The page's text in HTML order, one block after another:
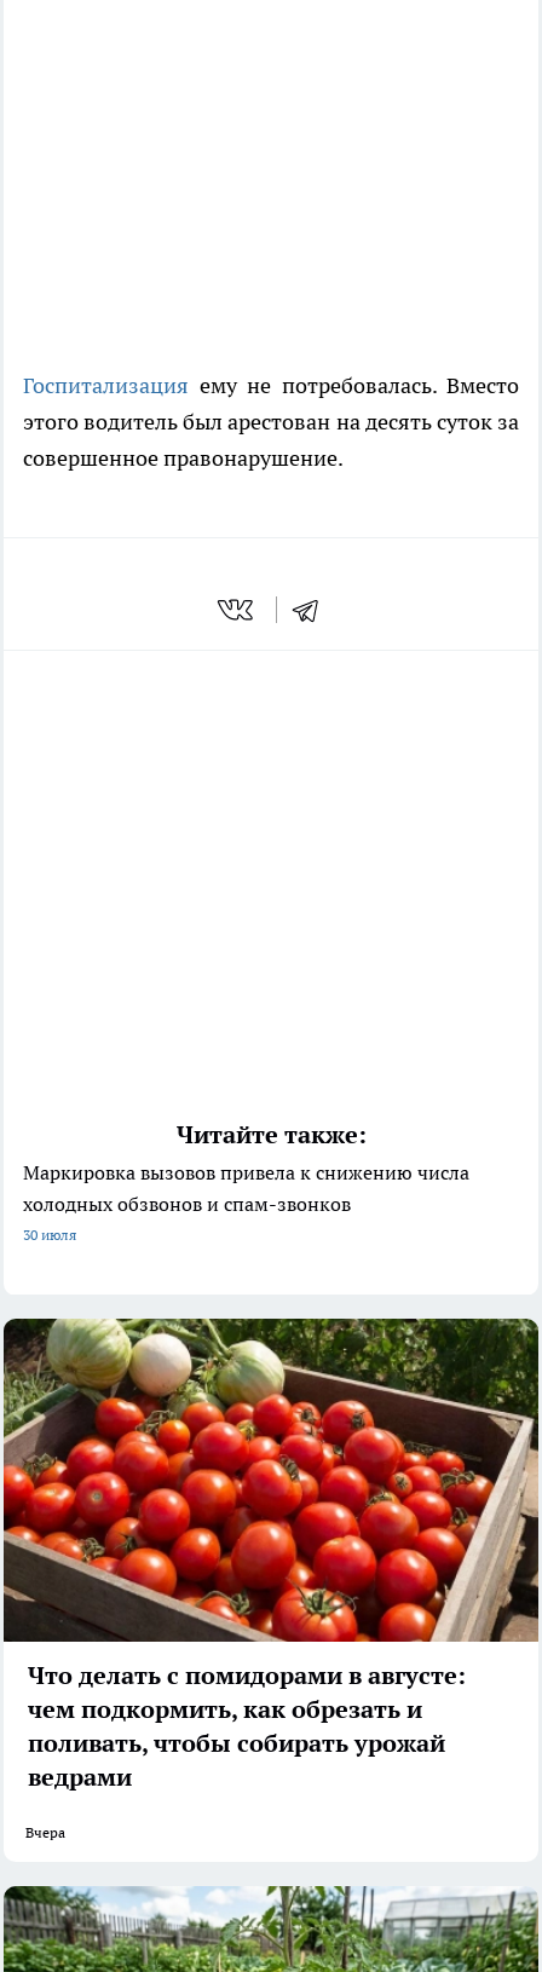
Госпитализация ему не потребовалась. Вместо
этого водитель был арестован на десять суток за
совершенное правонарушение.
Читайте также:
Маркировка вызовов привела к снижению числа
холодных обзвонов и спам-звонков
30 июля
Что делать с помидорами в августе:
чем подкормить, как обрезать и
поливать, чтобы собирать урожай
ведрами
Вчера